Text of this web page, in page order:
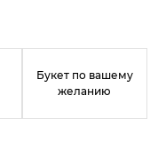
Букет по вашему
желанию